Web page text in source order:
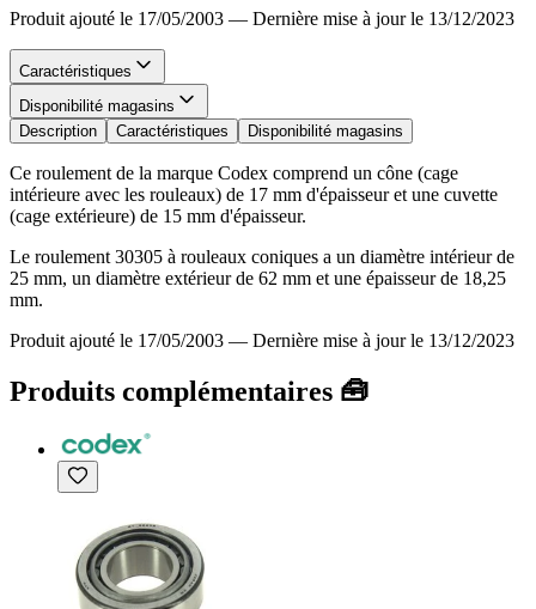
Produit ajouté le 17/05/2003 — Dernière mise à jour le 13/12/2023
Caractéristiques
Disponibilité magasins
Description
Caractéristiques Disponibilité magasins
Ce roulement de la marque Codex comprend un cône (cage
intérieure avec les rouleaux) de 17 mm d'épaisseur et une cuvette
(cage extérieure) de 15 mm d'épaisseur.
Le roulement 30305 à rouleaux coniques a un diamètre intérieur de
25 mm, un diamètre extérieur de 62 mm et une épaisseur de 18,25
mm.
Produit ajouté le 17/05/2003 — Dernière mise à jour le 13/12/2023
Produits complémentaires 🧰